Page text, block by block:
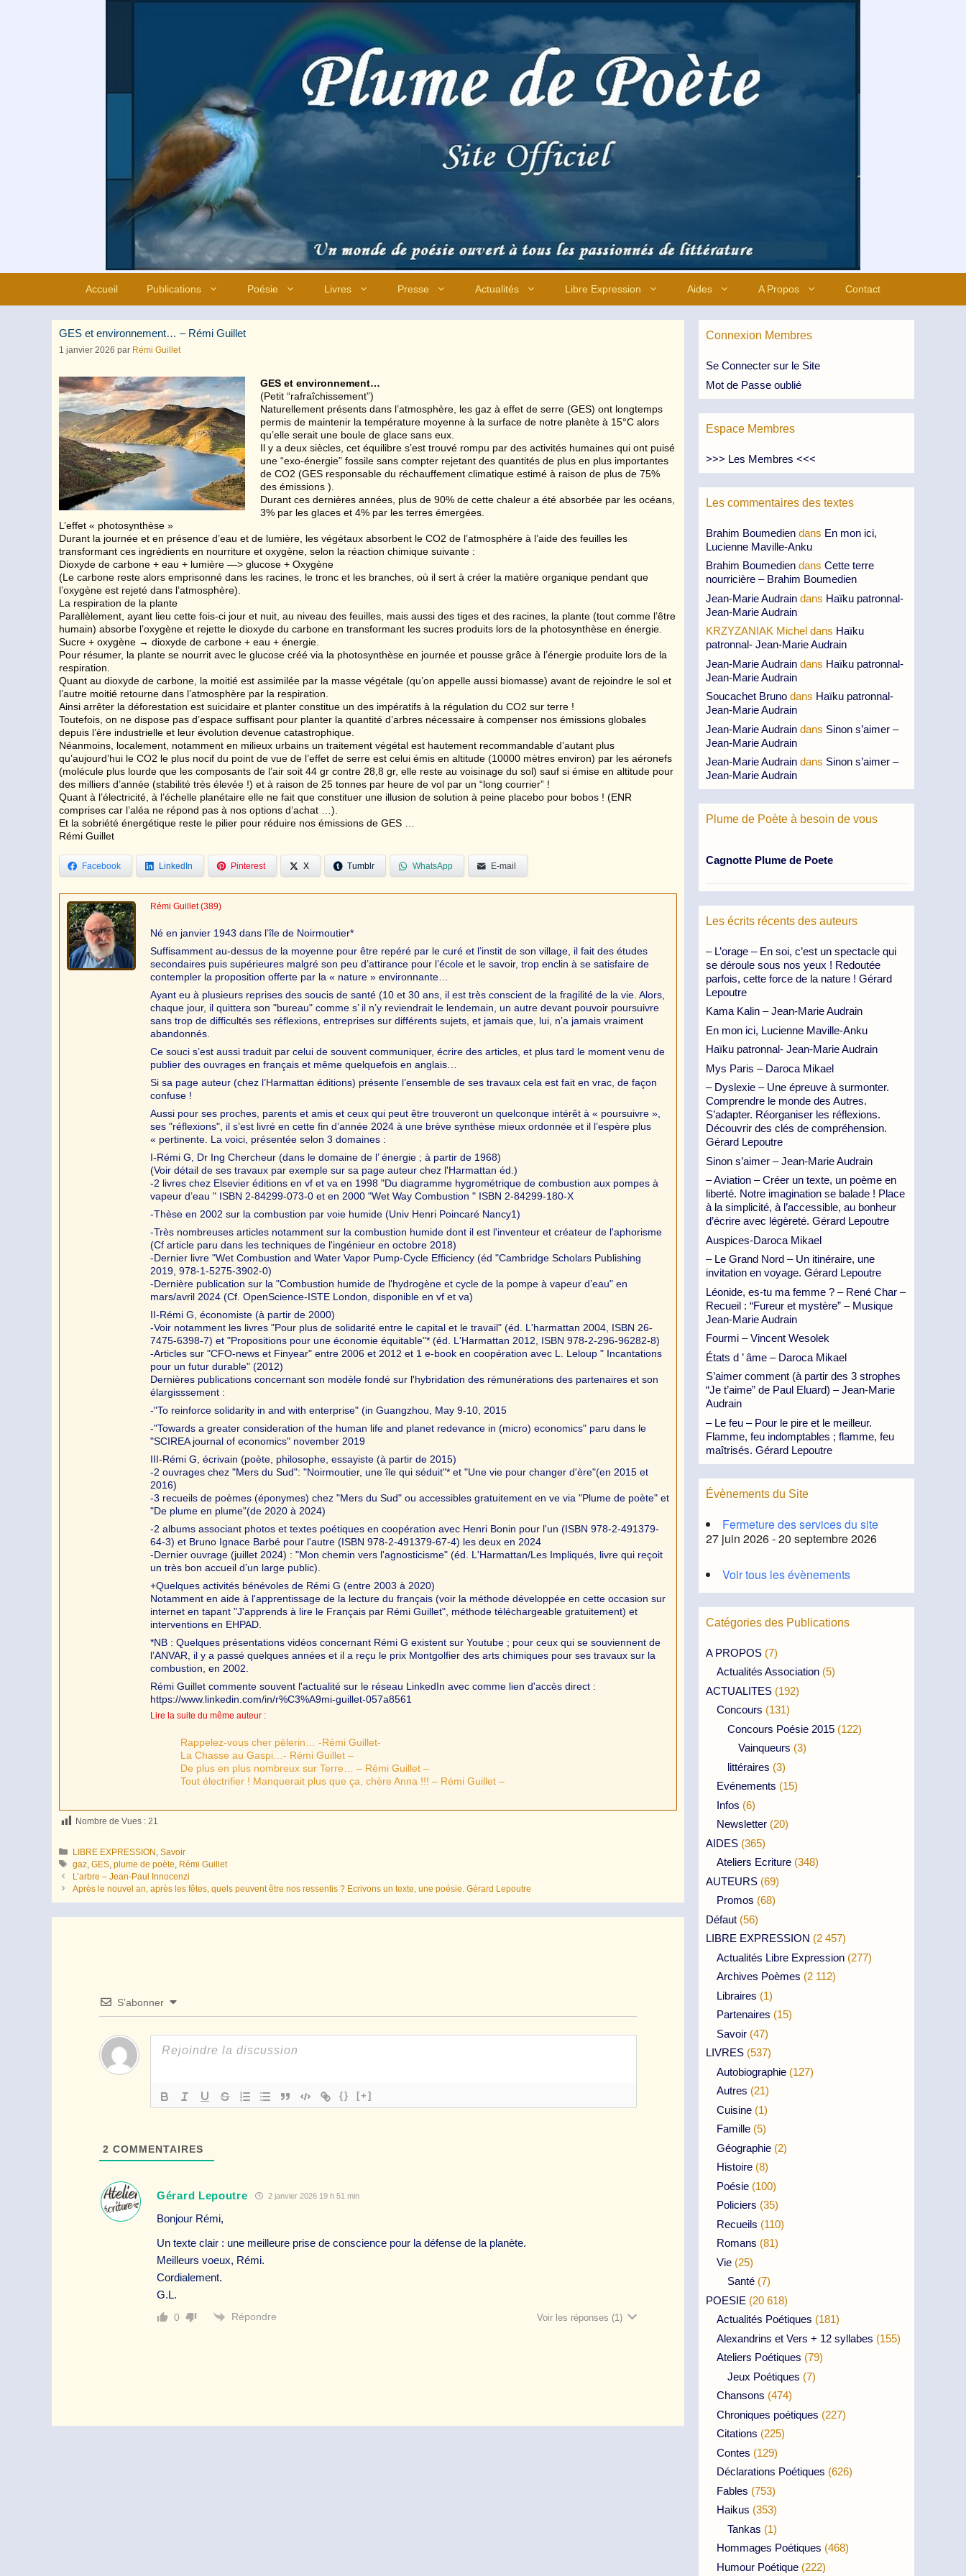
Accueil Publications Poésie Livres Presse Actualités Libre Expression Aides A Propos Contact
GES et environnement… – Rémi Guillet
1 janvier 2026 par Rémi Guillet
GES et environnement…
(Petit “rafraîchissement”)
Naturellement présents dans l’atmosphère, les gaz à effet de serre (GES) ont longtemps
permis de maintenir la température moyenne à la surface de notre planète à 15°C alors
qu’elle serait une boule de glace sans eux.
Il y a deux siècles, cet équilibre s’est trouvé rompu par des activités humaines qui ont puisé
une “exo-énergie” fossile sans compter rejetant des quantités de plus en plus importantes
de CO2 (GES responsable du réchauffement climatique estimé à raison de plus de 75%
des émissions ).
Durant ces dernières années, plus de 90% de cette chaleur a été absorbée par les océans,
3% par les glaces et 4% par les terres émergées.
L’effet « photosynthèse »
Durant la journée et en présence d’eau et de lumière, les végétaux absorbent le CO2 de l’atmosphère à l’aide des feuilles les
transformant ces ingrédients en nourriture et oxygène, selon la réaction chimique suivante :
Dioxyde de carbone + eau + lumière —> glucose + Oxygène
(Le carbone reste alors emprisonné dans les racines, le tronc et les branches, où il sert à créer la matière organique pendant que
l’oxygène est rejeté dans l’atmosphère).
La respiration de la plante
Parallèlement, ayant lieu cette fois-ci jour et nuit, au niveau des feuilles, mais aussi des tiges et des racines, la plante (tout comme l’être
humain) absorbe l’oxygène et rejette le dioxyde du carbone en transformant les sucres produits lors de la photosynthèse en énergie.
Sucre + oxygène → dioxyde de carbone + eau + énergie.
Pour résumer, la plante se nourrit avec le glucose créé via la photosynthèse en journée et pousse grâce à l’énergie produite lors de la
respiration.
Quant au dioxyde de carbone, la moitié est assimilée par la masse végétale (qu’on appelle aussi biomasse) avant de rejoindre le sol et
l’autre moitié retourne dans l’atmosphère par la respiration.
Ainsi arrêter la déforestation est suicidaire et planter constitue un des impératifs à la régulation du CO2 sur terre !
Toutefois, on ne dispose pas d’espace suffisant pour planter la quantité d’arbres nécessaire à compenser nos émissions globales
depuis l’ère industrielle et leur évolution devenue catastrophique.
Néanmoins, localement, notamment en milieux urbains un traitement végétal est hautement recommandable d’autant plus
qu’aujourd’hui le CO2 le plus nocif du point de vue de l’effet de serre est celui émis en altitude (10000 mètres environ) par les aéronefs
(molécule plus lourde que les composants de l’air soit 44 gr contre 28,8 gr, elle reste au voisinage du sol) sauf si émise en altitude pour
des milliers d’année (stabilité très élevée !) et à raison de 25 tonnes par heure de vol par un “long courrier” !
Quant à l’électricité, à l’échelle planétaire elle ne fait que constituer une illusion de solution à peine placebo pour bobos ! (ENR
comprises car l’aléa ne répond pas à nos options d’achat …).
Et la sobriété énergétique reste le pilier pour réduire nos émissions de GES …
Rémi Guillet
Facebook LinkedIn Pinterest X Tumblr WhatsApp E-mail
Rémi Guillet(389)
Né en janvier 1943 dans l’île de Noirmoutier*
Suffisamment au-dessus de la moyenne pour être repéré par le curé et l’instit de son village, il fait des études
secondaires puis supérieures malgré son peu d’attirance pour l’école et le savoir, trop enclin à se satisfaire de
contempler la proposition offerte par la « nature » environnante…
Ayant eu à plusieurs reprises des soucis de santé (10 et 30 ans, il est très conscient de la fragilité de la vie. Alors,
chaque jour, il quittera son "bureau" comme s’ il n’y reviendrait le lendemain, un autre devant pouvoir poursuivre
sans trop de difficultés ses réflexions, entreprises sur différents sujets, et jamais que, lui, n’a jamais vraiment
abandonnés.
Ce souci s’est aussi traduit par celui de souvent communiquer, écrire des articles, et plus tard le moment venu de
publier des ouvrages en français et même quelquefois en anglais…
Si sa page auteur (chez l’Harmattan éditions) présente l’ensemble de ses travaux cela est fait en vrac, de façon
confuse !
Aussi pour ses proches, parents et amis et ceux qui peut être trouveront un quelconque intérêt à « poursuivre »,
ses "réflexions", il s’est livré en cette fin d’année 2024 à une brève synthèse mieux ordonnée et il l’espère plus
« pertinente. La voici, présentée selon 3 domaines :
I-Rémi G, Dr Ing Chercheur (dans le domaine de l’ énergie ; à partir de 1968)
(Voir détail de ses travaux par exemple sur sa page auteur chez l'Harmattan éd.)
-2 livres chez Elsevier éditions en vf et va en 1998 "Du diagramme hygrométrique de combustion aux pompes à
vapeur d’eau " ISBN 2-84299-073-0 et en 2000 "Wet Way Combustion " ISBN 2-84299-180-X
-Thèse en 2002 sur la combustion par voie humide (Univ Henri Poincaré Nancy1)
-Très nombreuses articles notamment sur la combustion humide dont il est l'inventeur et créateur de l'aphorisme
(Cf article paru dans les techniques de l'ingénieur en octobre 2018)
-Dernier livre "Wet Combustion and Water Vapor Pump-Cycle Efficiency (éd "Cambridge Scholars Publishing
2019, 978-1-5275-3902-0)
-Dernière publication sur la "Combustion humide de l'hydrogène et cycle de la pompe à vapeur d’eau" en
mars/avril 2024 (Cf. OpenScience-ISTE London, disponible en vf et va)
II-Rémi G, économiste (à partir de 2000)
-Voir notamment les livres "Pour plus de solidarité entre le capital et le travail" (éd. L'harmattan 2004, ISBN 26-
7475-6398-7) et "Propositions pour une économie équitable"* (éd. L'Harmattan 2012, ISBN 978-2-296-96282-8)
-Articles sur "CFO-news et Finyear" entre 2006 et 2012 et 1 e-book en coopération avec L. Leloup " Incantations
pour un futur durable" (2012)
Dernières publications concernant son modèle fondé sur l'hybridation des rémunérations des partenaires et son
élargisssement :
-"To reinforce solidarity in and with enterprise" (in Guangzhou, May 9-10, 2015
-"Towards a greater consideration of the human life and planet redevance in (micro) economics" paru dans le
"SCIREA journal of economics" november 2019
III-Rémi G, écrivain (poète, philosophe, essayiste (à partir de 2015)
-2 ouvrages chez "Mers du Sud": "Noirmoutier, une île qui séduit"* et "Une vie pour changer d'ère"(en 2015 et
2016)
-3 recueils de poèmes (éponymes) chez "Mers du Sud" ou accessibles gratuitement en ve via "Plume de poète" et
"De plume en plume"(de 2020 à 2024)
-2 albums associant photos et textes poétiques en coopération avec Henri Bonin pour l'un (ISBN 978-2-491379-
64-3) et Bruno Ignace Barbé pour l'autre (ISBN 978-2-491379-67-4) les deux en 2024
-Dernier ouvrage (juillet 2024) : "Mon chemin vers l'agnosticisme" (éd. L'Harmattan/Les Impliqués, livre qui reçoit
un très bon accueil d’un large public).
+Quelques activités bénévoles de Rémi G (entre 2003 à 2020)
Notamment en aide à l'apprentissage de la lecture du français (voir la méthode développée en cette occasion sur
internet en tapant "J'apprends à lire le Français par Rémi Guillet", méthode téléchargeable gratuitement) et
interventions en EHPAD.
*NB : Quelques présentations vidéos concernant Rémi G existent sur Youtube ; pour ceux qui se souviennent de
l’ANVAR, il y a passé quelques années et il a reçu le prix Montgolfier des arts chimiques pour ses travaux sur la
combustion, en 2002.
Rémi Guillet commente souvent l'actualité sur le réseau LinkedIn avec comme lien d'accès direct :
https://www.linkedin.com/in/r%C3%A9mi-guillet-057a8561
Lire la suite du même auteur :
Rappelez-vous cher pèlerin… -Rémi Guillet-
La Chasse au Gaspi…- Rémi Guillet –
De plus en plus nombreux sur Terre… – Rémi Guillet –
Tout électrifier ! Manquerait plus que ça, chère Anna !!! – Rémi Guillet –
Nombre de Vues : 21
Catégories
LIBRE EXPRESSION ,Savoir
Étiquettes
gaz ,GES ,plume de poète Rémi Guillet
L’arbre – Jean-Paul Innocenzi
Après le nouvel an, après les fêtes, quels peuvent être nos ressentis ? Ecrivons un texte, une poésie. Gérard Lepoutre
S’abonner
{} [+]
2 COMMENTAIRES
Gérard Lepoutre 2 janvier 2026 19 h 51 min
Bonjour Rémi,
Un texte clair : une meilleure prise de conscience pour la défense de la planète.
Meilleurs voeux, Rémi.
Cordialement.
G.L.
0 Répondre Voir les réponses (1)
Connexion Membres
Se Connecter sur le Site
Mot de Passe oublié
Espace Membres
>>> Les Membres <<<
Les commentaires des textes
Brahim Boumedien dans En mon ici,
Lucienne Maville-Anku
Brahim Boumedien dans Cette terre
nourricière – Brahim Boumedien
Jean-Marie Audrain dans Haïku patronnal-
Jean-Marie Audrain
KRZYZANIAK Michel dans Haïku
patronnal- Jean-Marie Audrain
Jean-Marie Audrain dans Haïku patronnal-
Jean-Marie Audrain
Soucachet Bruno dans Haïku patronnal-
Jean-Marie Audrain
Jean-Marie Audrain dans Sinon s’aimer –
Jean-Marie Audrain
Jean-Marie Audrain dans Sinon s’aimer –
Jean-Marie Audrain
Plume de Poète à besoin de vous
Cagnotte Plume de Poete
Les écrits récents des auteurs
– L’orage – En soi, c’est un spectacle qui
se déroule sous nos yeux ! Redoutée
parfois, cette force de la nature ! Gérard
Lepoutre
Kama Kalin – Jean-Marie Audrain
En mon ici, Lucienne Maville-Anku
Haïku patronnal- Jean-Marie Audrain
Mys Paris – Daroca Mikael
– Dyslexie – Une épreuve à surmonter.
Comprendre le monde des Autres.
S’adapter. Réorganiser les réflexions.
Découvrir des clés de compréhension.
Gérard Lepoutre
Sinon s’aimer – Jean-Marie Audrain
– Aviation – Créer un texte, un poème en
liberté. Notre imagination se balade ! Place
à la simplicité, à l’accessible, au bonheur
d’écrire avec légèreté. Gérard Lepoutre
Auspices-Daroca Mikael
– Le Grand Nord – Un itinéraire, une
invitation en voyage. Gérard Lepoutre
Léonide, es-tu ma femme ? – René Char –
Recueil : “Fureur et mystère” – Musique
Jean-Marie Audrain
Fourmi – Vincent Wesolek
États d ’ âme – Daroca Mikael
S’aimer comment (à partir des 3 strophes
“Je t’aime” de Paul Eluard) – Jean-Marie
Audrain
– Le feu – Pour le pire et le meilleur.
Flamme, feu indomptables ; flamme, feu
maîtrisés. Gérard Lepoutre
Évènements du Site
Fermeture des services du site
27 juin 2026 - 20 septembre 2026
Voir tous les évènements
Catégories des Publications
A PROPOS (7)
Actualités Association (5)
ACTUALITES (192)
Concours (131)
Concours Poésie 2015 (122)
Vainqueurs (3)
littéraires (3)
Evénements (15)
Infos (6)
Newsletter (20)
AIDES (365)
Ateliers Ecriture (348)
AUTEURS (69)
Promos (68)
Défaut (56)
LIBRE EXPRESSION (2 457)
Actualités Libre Expression (277)
Archives Poèmes (2 112)
Libraires (1)
Partenaires (15)
Savoir (47)
LIVRES (537)
Autobiographie (127)
Autres (21)
Cuisine (1)
Famille (5)
Géographie (2)
Histoire (8)
Poésie (100)
Policiers (35)
Recueils (110)
Romans (81)
Vie (25)
Santé (7)
POESIE (20 618)
Actualités Poétiques (181)
Alexandrins et Vers + 12 syllabes (155)
Ateliers Poétiques (79)
Jeux Poétiques (7)
Chansons (474)
Chroniques poétiques (227)
Citations (225)
Contes (129)
Déclarations Poétiques (626)
Fables (753)
Haikus (353)
Tankas (1)
Hommages Poétiques (468)
Humour Poétique (222)